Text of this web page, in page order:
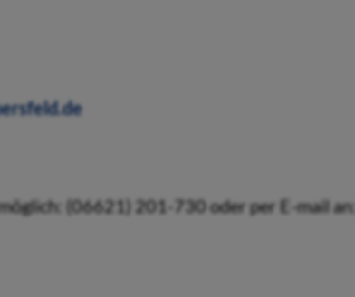
(06621) 201-730 oder per E-mail an: